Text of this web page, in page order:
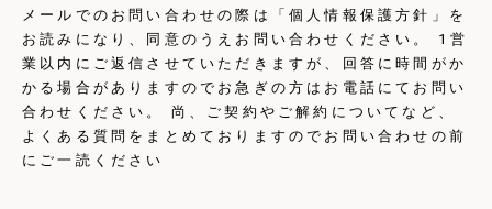
メールでのお問い合わせの際は「個人情報保護方針」を
お読みになり、同意のうえお問い合わせください。 1営
業以内にご返信させていただきますが、回答に時間がか
かる場合がありますのでお急ぎの方はお電話にてお問い
合わせください。 尚、ご契約やご解約についてなど、
よくある質問をまとめておりますのでお問い合わせの前
にご一読ください